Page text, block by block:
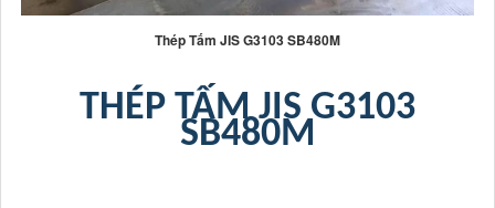
Thép Tấm JIS G3103 SB480M
THÉP TẤM JIS G3103
SB480M